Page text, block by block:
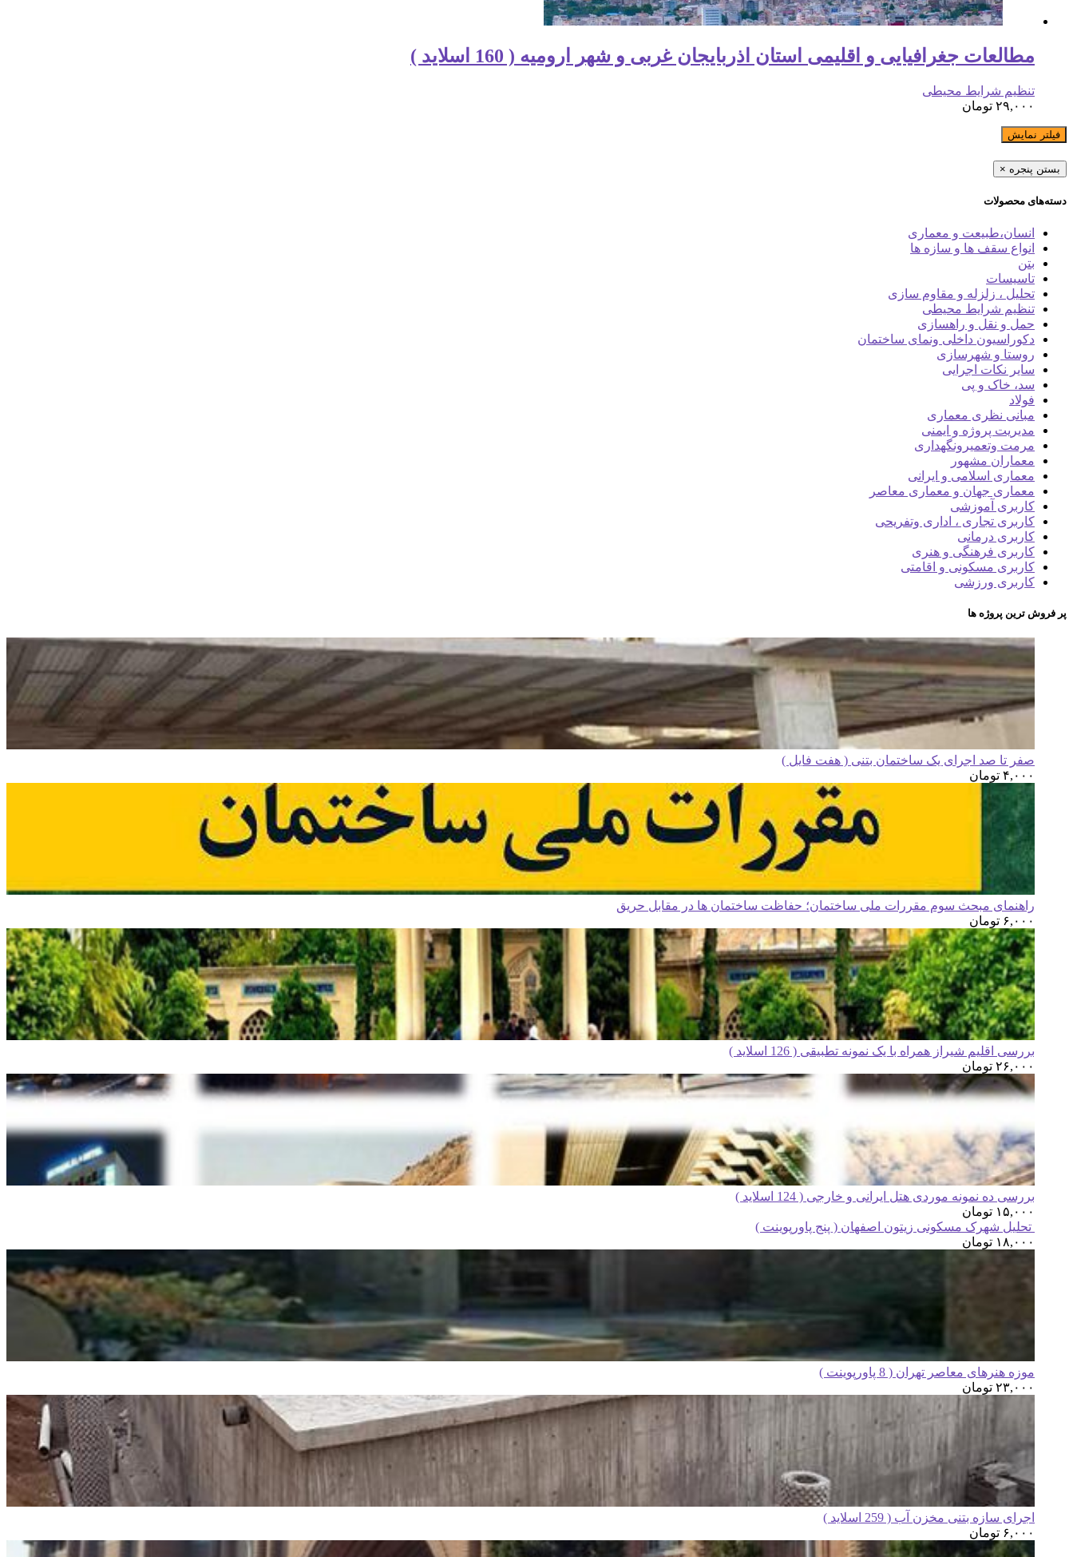
مطالعات جغرافیایی و اقلیمی استان اذربایجان غربی و شهر ارومیه ( 160 اسلاید )
تنظیم شرایط محیطی
۲۹,۰۰۰ تومان
فیلتر نمایش
بستن پنجره ×
دسته‌های محصولات
انسان،طبیعت و معماری
انواع سقف ها و سازه ها
بتن
تاسیسات
تحلیل ، زلزله و مقاوم سازی
تنظیم شرایط محیطی
حمل و نقل و راهسازی
دکوراسیون داخلی ونمای ساختمان
روستا و شهرسازی
سایر نکات اجرایی
سد، خاک و پی
فولاد
مبانی نظری معماری
مدیریت پروژه و ایمنی
مرمت وتعمیرونگهداری
معماران مشهور
معماری اسلامی و ایرانی
معماری جهان و معماری معاصر
کاربری آموزشی
کاربری تجاری ، اداری وتفریحی
کاربری درمانی
کاربری فرهنگی و هنری
کاربری مسکونی و اقامتی
کاربری ورزشی
پر فروش ترین پروژه ها
صفر تا صد اجرای یک ساختمان بتنی ( هفت فایل )
۴,۰۰۰ تومان
راهنمای مبحث سوم مقررات ملی ساختمان؛ حفاظت ساختمان ها در مقابل حریق
۶,۰۰۰ تومان
بررسی اقلیم شیراز همراه با یک نمونه تطبیقی ( 126 اسلاید )
۲۶,۰۰۰ تومان
بررسی ده نمونه موردی هتل ایرانی و خارجی ( 124 اسلاید )
۱۵,۰۰۰ تومان
تحلیل شهرک مسکونی زیتون اصفهان ( پنج پاورپوینت )
۱۸,۰۰۰ تومان
موزه هنرهای معاصر تهران ( 8 پاورپوینت )
۲۳,۰۰۰ تومان
اجرای سازه بتنی مخزن آب ( 259 اسلاید )
۶,۰۰۰ تومان